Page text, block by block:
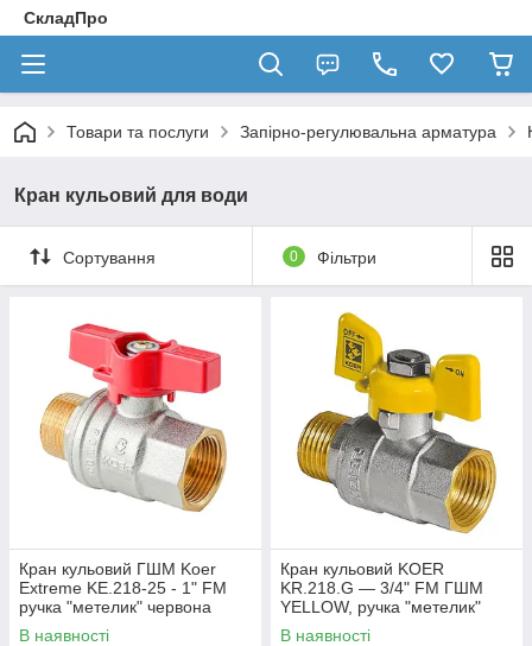
СкладПро
Товари та послуги Запірно-регулювальна арматура
Кран кульовий для води
Сортування 0 Фільтри
Кран кульовий ГШМ Koer
Extreme KE.218-25 - 1" FM
ручка "метелик" червона
(KR5761)
В наявності
Кран кульовий KOER
KR.218.G — 3/4" FM ГШМ
YELLOW, ручка "метелик"
жовта (KR0094)
В наявності